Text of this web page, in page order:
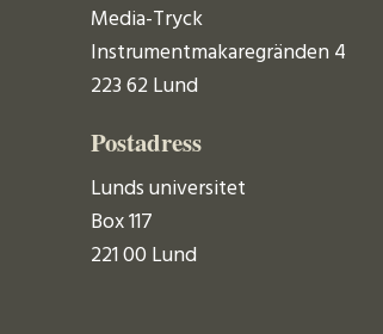
Media-Tryck
Instrumentmakaregränden 4
223 62 Lund
Postadress
Lunds universitet
Box 117
221 00 Lund